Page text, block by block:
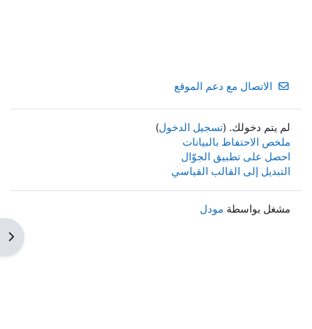
الاتصال مع دعم الموقع
لم يتم دخولك. (تسجيل الدخول)
ملخص الاحتفاظ بالبيانات
احصل على تطبيق الجوّال
التبديل إلى القالب القياسي
مشغل بواسطة مودل